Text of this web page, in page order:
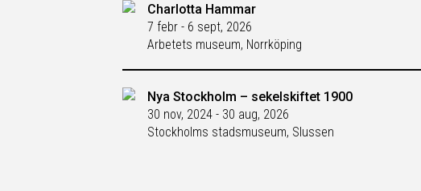
Charlotta Hammar
7 febr - 6 sept, 2026
Arbetets museum, Norrköping
Nya Stockholm – sekelskiftet 1900
30 nov, 2024 - 30 aug, 2026
Stockholms stadsmuseum, Slussen